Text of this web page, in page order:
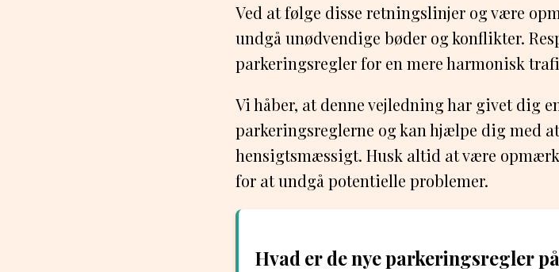
Ved at følge disse retningslinjer og være
undgå unødvendige bøder og konflikter.
parkeringsregler for en mere harmonisk
Vi håber, at denne vejledning har givet dig
parkeringsreglerne og kan hjælpe dig med
hensigtsmæssigt. Husk altid at være
for at undgå potentielle problemer.
Hvad er de nye parkeringsregler